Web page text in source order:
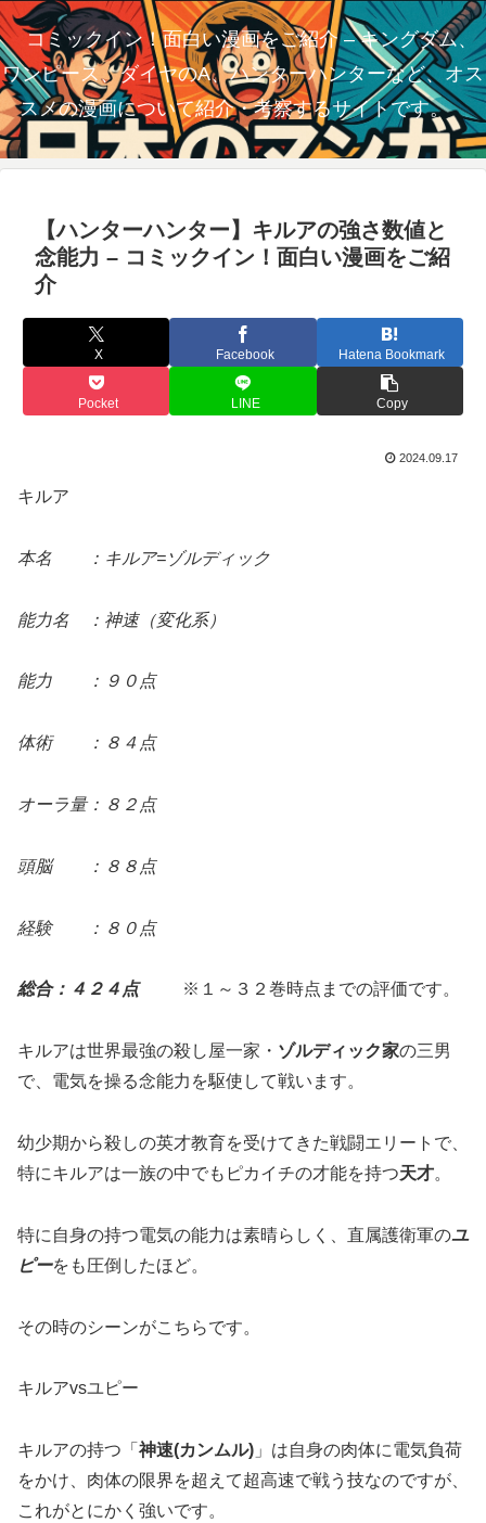
コミックイン！面白い漫画をご紹介 – キングダム、
ワンピース、ダイヤのA、ハンターハンターなど、オス
スメの漫画について紹介・考察するサイトです。
【ハンターハンター】キルアの強さ数値と
念能力 – コミックイン！面白い漫画をご紹
介
X Facebook Hatena Bookmark
Pocket LINE Copy
2024.09.17
キルア
本名 ：キルア=ゾルディック
能力名 ：神速（変化系）
能力 ：９０点
体術 ：８４点
オーラ量：８２点
頭脳 ：８８点
経験 ：８０点
総合：４２４点 ※１～３２巻時点までの評価です。
キルアは世界最強の殺し屋一家・ ゾルディック家の三男
で、電気を操る念能力を駆使して戦います。
幼少期から殺しの英才教育を受けてきた戦闘エリートで、
特にキルアは一族の中でもピカイチの才能を持つ天才。
特に自身の持つ電気の能力は素晴らしく、直属護衛軍のユ
ピーをも圧倒したほど。
その時のシーンがこちらです。
キルアvsユピー
キルアの持つ「 神速(カンムル) 」は自身の肉体に電気負荷
をかけ、肉体の限界を超えて超高速で戦う技なのですが、
これがとにかく強いです。